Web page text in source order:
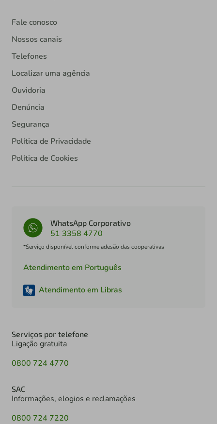
Fale conosco
Nossos canais
Telefones
Localizar uma agência
Ouvidoria
Denúncia
Segurança
Política de Privacidade
Política de Cookies
WhatsApp Corporativo
51 3358 4770
*Serviço disponível conforme adesão das cooperativas
Atendimento em Português
Atendimento em Libras
Serviços por telefone
Ligação gratuita
0800 724 4770
SAC
Informações, elogios e reclamações
0800 724 7220